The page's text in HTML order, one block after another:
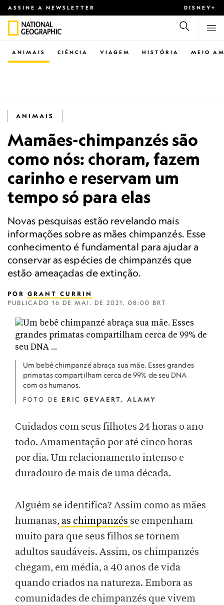
ASSINE A NEWSLETTER DISNEY+
CIÊNCIA VIAGEM
ANIMAIS HISTÓRIA MEIO
ANIMAIS
Mamães-chimpanzés são
como nós: choram, fazem
carinho e reservam um
tempo só para elas
Novas pesquisas estão revelando mais
informações sobre as mães chimpanzés. Esse
conhecimento é fundamental para ajudar a
conservar as espécies de chimpanzés que
estão ameaçadas de extinção.
POR GRANT CURRIN
PUBLICADO 16 DE MAI. DE 2021, 08:00 BRT
Um bebê chimpanzé abraça sua mãe. Esses grandes
primatas compartilham cerca de 99% de seu DNA
com os humanos.
FOTO DE ERIC GEVAERT, ALAMY
Cuidados com seus filhotes 24 horas o ano
todo. Amamentação por até cinco horas
por dia. Um relacionamento intenso e
duradouro de mais de uma década.
Alguém se identifica? Assim como as mães
humanas, as chimpanzés se empenham
muito para que seus filhos se tornem
adultos saudáveis. Assim, os chimpanzés
chegam, em média, a 40 anos de vida
quando criados na natureza. Embora as
comunidades de chimpanzés que vivem